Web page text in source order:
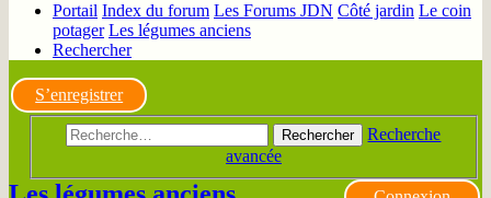
Portail Index du forum Les Forums JDN Côté jardin Le coin
potager Les légumes anciens
Rechercher
S’enregistrer
Rechercher
Recherche
avancée